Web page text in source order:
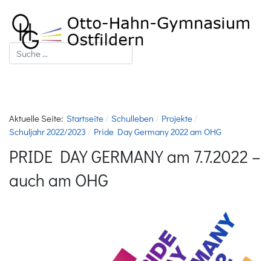
Suchen
Aktuelle Seite: Startseite Schulleben
Projekte
Schuljahr 2022/2023
Pride Day Germany 2022 am OHG
PRIDE DAY GERMANY am 7.7.2022 –
auch am OHG